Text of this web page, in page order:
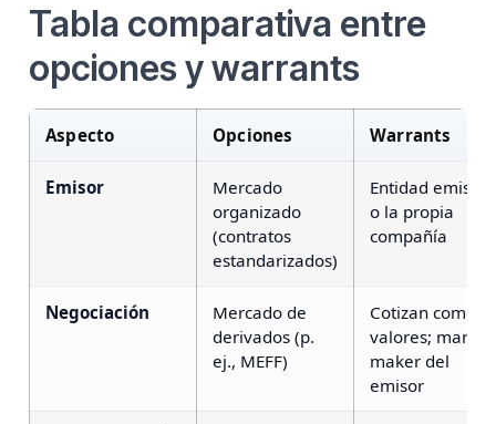
Tabla comparativa entre
opciones y warrants
Aspecto Opciones Warrants
Emisor
Mercado
organizado
(contratos
estandarizados)
Entidad emisora
o la propia
compañía
Negociación
Mercado de
derivados (p.
ej., MEFF)
Cotizan como
valores; market
maker del
emisor